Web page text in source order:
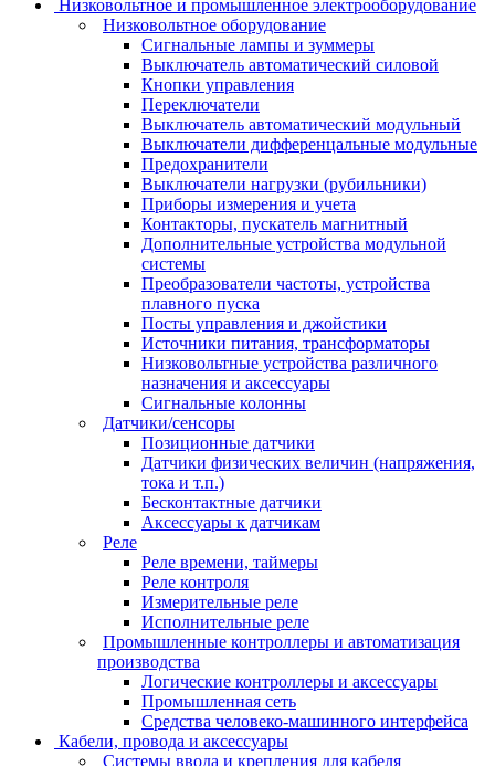
Низковольтное и промышленное электрооборудование
Низковольтное оборудование
Сигнальные лампы и зуммеры
Выключатель автоматический силовой
Кнопки управления
Переключатели
Выключатель автоматический модульный
Выключатели дифференцальные модульные
Предохранители
Выключатели нагрузки (рубильники)
Приборы измерения и учета
Контакторы, пускатель магнитный
Дополнительные устройства модульной
системы
Преобразователи частоты, устройства
плавного пуска
Посты управления и джойстики
Источники питания, трансформаторы
Низковольтные устройства различного
назначения и аксессуары
Сигнальные колонны
Датчики/сенсоры
Позиционные датчики
Датчики физических величин (напряжения,
тока и т.п.)
Бесконтактные датчики
Аксессуары к датчикам
Реле
Реле времени, таймеры
Реле контроля
Измерительные реле
Исполнительные реле
Промышленные контроллеры и автоматизация
производства
Логические контроллеры и аксессуары
Промышленная сеть
Средства человеко-машинного интерфейса
Кабели, провода и аксессуары
Системы ввода и крепления для кабеля